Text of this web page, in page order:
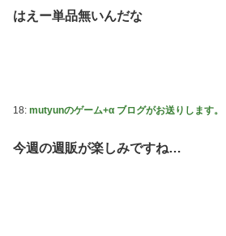
やる夫のダンジョン運営記180-お
ソフトの入れ替えなんて10秒で済む
【にじさんじ】本日20時から、の
はえー単品無いんだな
18: mutyunのゲーム+α ブログがお送りします。
今週の週販が楽しみですね…